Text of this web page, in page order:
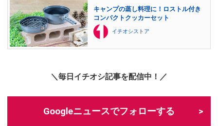
キャンプの蒸し料理に！ロストル付き
コンパクトクッカーセット
イチオシストア
＼毎日イチオシ記事を配信中！／
Googleニュースでフォローする